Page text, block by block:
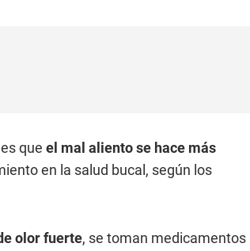
que el mal aliento se hace más
en la salud bucal, según los
olor fuerte, se toman medicamentos